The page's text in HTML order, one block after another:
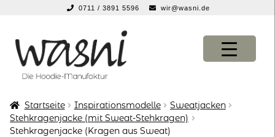
0711 / 3891 5596 wir@wasni.de
Navigation
springen
Inhalt
springen
KONFIGURATOR
KONFIGURATOR
Startseite Inspirationsmodelle
Sweatjacken
Stehkragenjacke (mit Sweat-Stehkragen)
Stehkragenjacke (Kragen aus Sweat)